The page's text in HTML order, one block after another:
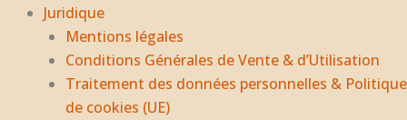
Juridique
Mentions légales
Conditions Générales de Vente & d’Utilisation
Traitement des données personnelles & Politique
de cookies (UE)